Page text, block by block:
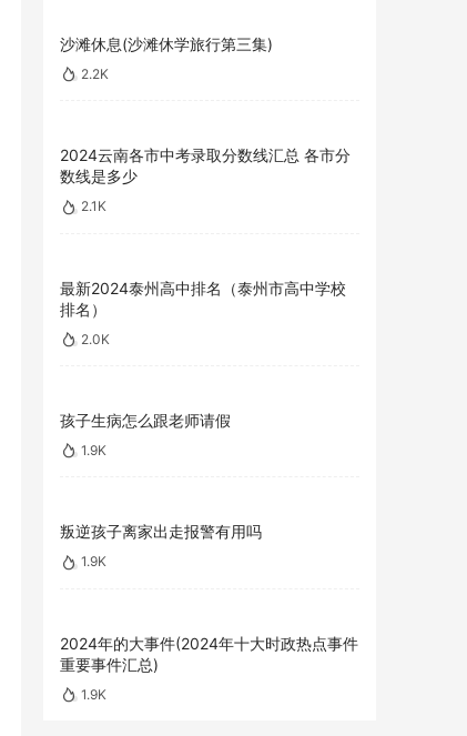
沙滩休息(沙滩休学旅行第三集)
2.2K
2024云南各市中考录取分数线汇总 各市分
数线是多少
2.1K
最新2024泰州高中排名（泰州市高中学校
排名）
2.0K
孩子生病怎么跟老师请假
1.9K
叛逆孩子离家出走报警有用吗
1.9K
2024年的大事件(2024年十大时政热点事件
重要事件汇总)
1.9K